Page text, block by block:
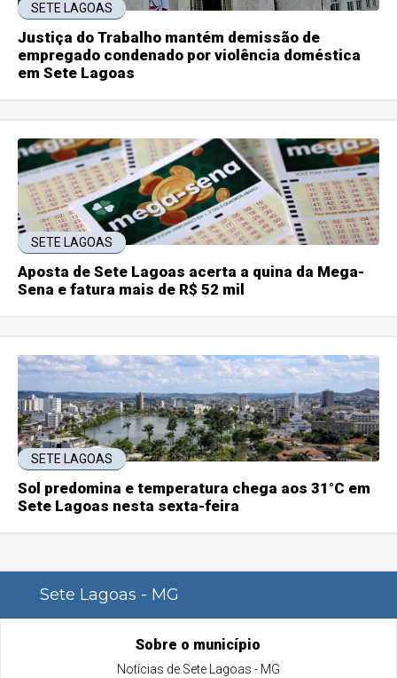
SETE LAGOAS
Justiça do Trabalho mantém demissão de
empregado condenado por violência doméstica
em Sete Lagoas
SETE LAGOAS
Aposta de Sete Lagoas acerta a quina da Mega-
Sena e fatura mais de R$ 52 mil
SETE LAGOAS
Sol predomina e temperatura chega aos 31°C em
Sete Lagoas nesta sexta-feira
Sete Lagoas - MG
Sobre o município
Notícias de Sete Lagoas - MG